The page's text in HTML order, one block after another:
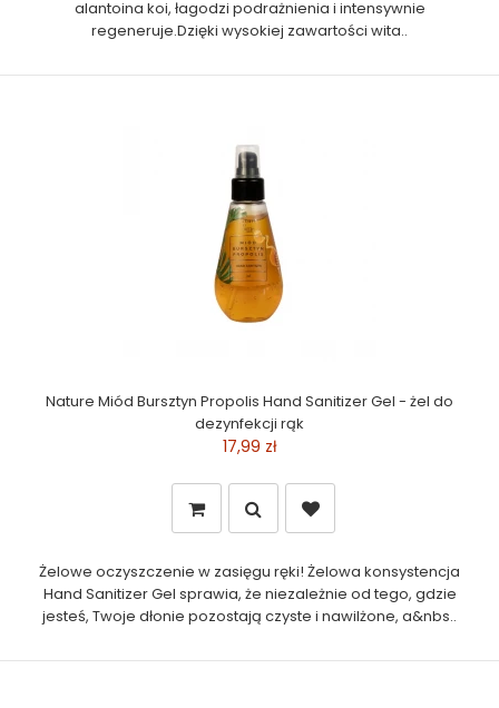
alantoina koi, łagodzi podrażnienia i intensywnie
regeneruje.Dzięki wysokiej zawartości wita..
Nature Miód Bursztyn Propolis Hand Sanitizer Gel - żel do
dezynfekcji rąk
17,99 zł
Żelowe oczyszczenie w zasięgu ręki! Żelowa konsystencja
Hand Sanitizer Gel sprawia, że niezależnie od tego, gdzie
jesteś, Twoje dłonie pozostają czyste i nawilżone, a&nbs..